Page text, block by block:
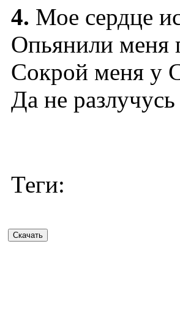
4. Мое сердце
Опьянили меня
Сокрой меня у
Да не
Теги: